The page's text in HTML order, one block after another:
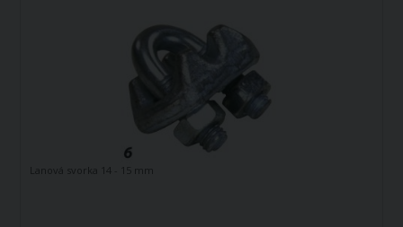
Lanová svorka 14 - 15 mm